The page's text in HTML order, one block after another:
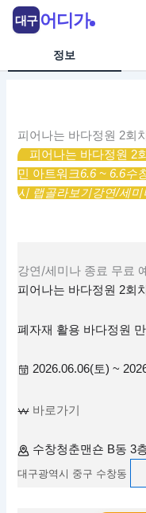
정보
피어나는 바다정원 2회
피어나는 바다정원 2
민 아트워크6.6 ~ 6.6수
시 랩골라보기강연/세미
강연/세미나 종료 무료
피어나는 바다정원 2회
폐자재 활용 바다정원
2026.06.06(토) ~
바로가기
수창청춘맨숀 B동 3
대구광역시 중구 수창동
대구 어디가